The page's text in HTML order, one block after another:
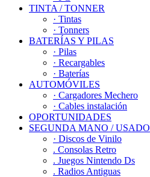
TINTA / TONNER
· Tintas
· Tonners
BATERÍAS Y PILAS
· Pilas
· Recargables
· Baterías
AUTOMÓVILES
· Cargadores Mechero
· Cables instalación
OPORTUNIDADES
SEGUNDA MANO / USADO
· Discos de Vinilo
. Consolas Retro
. Juegos Nintendo Ds
. Radios Antiguas